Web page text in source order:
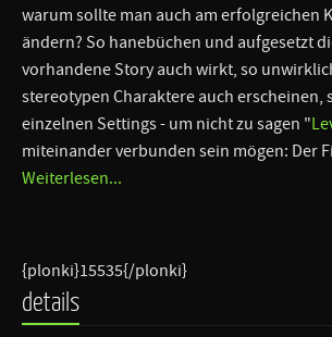
warum sollte man auch am erfolgreichen
ändern? So hanebüchen und aufgesetzt
vorhandene Story auch wirkt, so
stereotypen Charaktere auch erscheinen,
einzelnen Settings - um nicht zu sagen "
miteinander verbunden sein mögen: Der
Weiterlesen...
{plonki}15535{/plonki}
details